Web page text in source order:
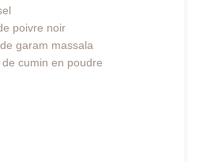
poivre noir
garam massala
cumin en poudre